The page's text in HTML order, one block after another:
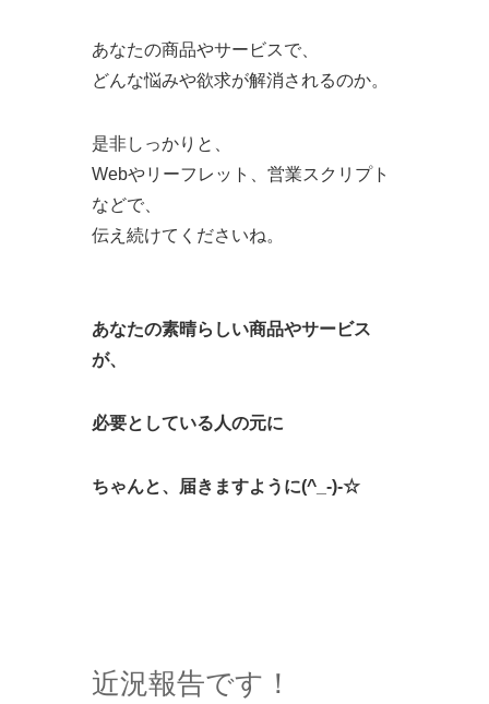
あなたの商品やサービスで、
どんな悩みや欲求が解消されるのか。
是非しっかりと、
Webやリーフレット、営業スクリプト
などで、
伝え続けてくださいね。
あなたの素晴らしい商品やサービス
が、
必要としている人の元に
ちゃんと、届きますように(^_-)-☆
近況報告です！